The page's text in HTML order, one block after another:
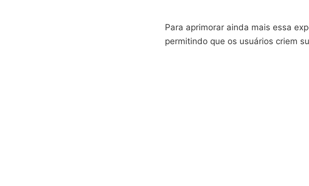
Para aprimorar ainda mais essa
permitindo que os usuários criem